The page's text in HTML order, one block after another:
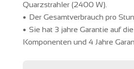
Quarzstrahler(2400 W).
Der Gesamtverbrauch pro
Sie hat 3 jahre Garantie auf
Komponenten und 4 Jahre